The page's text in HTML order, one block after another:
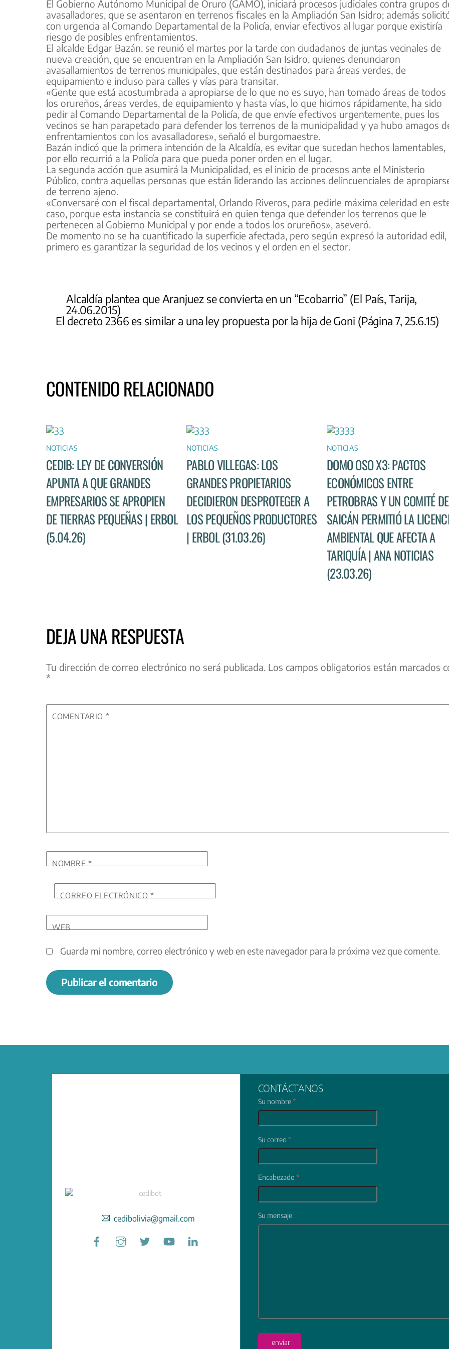
El Gobierno Autónomo Municipal de Oruro (GAMO), iniciará procesos judiciales contra grupos
avasalladores, que se asentaron en terrenos fiscales en la Ampliación San Isidro; además
con urgencia al Comando Departamental de la Policía, enviar efectivos al lugar porque existiría
riesgo de posibles enfrentamientos.
El alcalde Edgar Bazán, se reunió el martes por la tarde con ciudadanos de juntas vecinales de
nueva creación, que se encuentran en la Ampliación San Isidro, quienes denunciaron
avasallamientos de terrenos municipales, que están destinados para áreas verdes, de
equipamiento e incluso para calles y vías para transitar.
«Gente que está acostumbrada a apropiarse de lo que no es suyo, han tomado áreas de todos
los orureños, áreas verdes, de equipamiento y hasta vías, lo que hicimos rápidamente, ha sido
pedir al Comando Departamental de la Policía, de que envíe efectivos urgentemente, pues los
vecinos se han parapetado para defender los terrenos de la municipalidad y ya hubo amagos
enfrentamientos con los avasalladores», señaló el burgomaestre.
Bazán indicó que la primera intención de la Alcaldía, es evitar que sucedan hechos lamentables,
por ello recurrió a la Policía para que pueda poner orden en el lugar.
La segunda acción que asumirá la Municipalidad, es el inicio de procesos ante el Ministerio
Público, contra aquellas personas que están liderando las acciones delincuenciales de
de terreno ajeno.
«Conversaré con el fiscal departamental, Orlando Riveros, para pedirle máxima celeridad en
caso, porque esta instancia se constituirá en quien tenga que defender los terrenos que le
pertenecen al Gobierno Municipal y por ende a todos los orureños», aseveró.
De momento no se ha cuantificado la superficie afectada, pero según expresó la autoridad edil,
primero es garantizar la seguridad de los vecinos y el orden en el sector.
Alcaldía plantea que Aranjuez se convierta en un “Ecobarrio” (El País, Tarija,
24.06.2015)
El decreto 2366 es similar a una ley propuesta por la hija de Goni (Página 7, 25.6.15)
CONTENIDO RELACIONADO
NOTICIAS
CEDIB: LEY DE CONVERSIÓN
APUNTA A QUE GRANDES
EMPRESARIOS SE APROPIEN
DE TIERRAS PEQUEÑAS | ERBOL
(5.04.26)
NOTICIAS
PABLO VILLEGAS: LOS
GRANDES PROPIETARIOS
DECIDIERON DESPROTEGER A
LOS PEQUEÑOS PRODUCTORES
| ERBOL (31.03.26)
NOTICIAS
DOMO OSO X3: PACTOS
ECONÓMICOS ENTRE
PETROBRAS Y UN COMITÉ DE
SAICÁN PERMITIÓ LA
AMBIENTAL QUE AFECTA A
TARIQUÍA | ANA NOTICIAS
(23.03.26)
DEJA UNA RESPUESTA
Tu dirección de correo electrónico no será publicada. Los campos obligatorios están marcados
*
COMENTARIO *
NOMBRE*
CORREO ELECTRÓNICO*
WEB
Guarda mi nombre, correo electrónico y web en este navegador para la próxima vez que comente.
cedibolivia@gmail.com
Facebook
CONTÁCTANOS
Su nombre*
Su correo *
Encabezado *
Su mensaje
enviar